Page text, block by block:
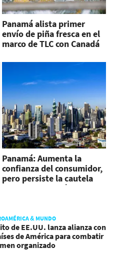
Panamá alista primer
envío de piña fresca en el
marco de TLC con Canadá
Panamá: Aumenta la
confianza del consumidor,
pero persiste la cautela
hacia la economía
& MUNDO
de EE.UU. lanza alianza con
de América para combatir
organizado